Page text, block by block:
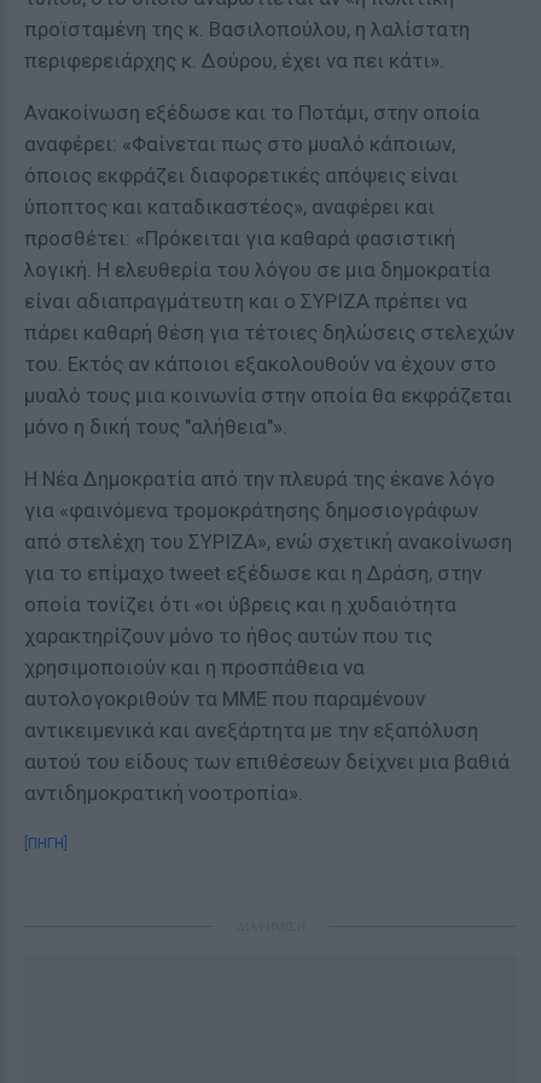
προϊσταμένη της κ. Βασιλοπούλου, η λαλίστατη
περιφερειάρχης κ. Δούρου, έχει να πει κάτι».
Ανακοίνωση εξέδωσε και το Ποτάμι, στην οποία
αναφέρει: «Φαίνεται πως στο μυαλό κάποιων,
όποιος εκφράζει διαφορετικές απόψεις είναι
ύποπτος και καταδικαστέος», αναφέρει και
προσθέτει: «Πρόκειται για καθαρά φασιστική
λογική. Η ελευθερία του λόγου σε μια δημοκρατία
είναι αδιαπραγμάτευτη και ο ΣΥΡΙΖΑ πρέπει να
πάρει καθαρή θέση για τέτοιες δηλώσεις στελεχών
του. Εκτός αν κάποιοι εξακολουθούν να έχουν στο
μυαλό τους μια κοινωνία στην οποία θα εκφράζεται
μόνο η δική τους "αλήθεια"».
Η Νέα Δημοκρατία από την πλευρά της έκανε λόγο
για «φαινόμενα τρομοκράτησης δημοσιογράφων
από στελέχη του ΣΥΡΙΖΑ», ενώ σχετική ανακοίνωση
για το επίμαχο tweet εξέδωσε και η Δράση, στην
οποία τονίζει ότι «οι ύβρεις και η χυδαιότητα
χαρακτηρίζουν μόνο το ήθος αυτών που τις
χρησιμοποιούν και η προσπάθεια να
αυτολογοκριθούν τα ΜΜΕ που παραμένουν
αντικειμενικά και ανεξάρτητα με την εξαπόλυση
αυτού του είδους των επιθέσεων δείχνει μια βαθιά
αντιδημοκρατική νοοτροπία».
[ΠΗΓΗ]